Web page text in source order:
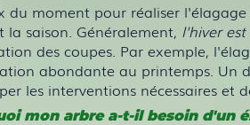
du moment pour réaliser
la saison. Généralement, l'hiver
des coupes. Par exemple,
abondante au printemps. Un
les interventions nécessaires et
mon arbre a-t-il besoin d'un